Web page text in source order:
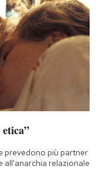
prevedono più partner
all'anarchia relazionale